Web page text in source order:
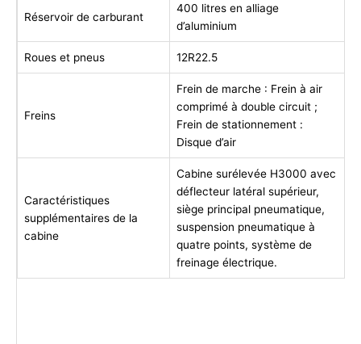
Réservoir de carburant
400 litres en alliage
d’aluminium
Roues et pneus 12R22.5
Freins
Frein de marche : Frein à air
comprimé à double circuit ;
Frein de stationnement :
Disque d’air
Caractéristiques
supplémentaires de la
cabine
Cabine surélevée H3000 avec
déflecteur latéral supérieur,
siège principal pneumatique,
suspension pneumatique à
quatre points, système de
freinage électrique.